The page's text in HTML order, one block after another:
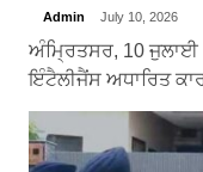
Admin July 10, 2026
ਅੰਮ੍ਰਿਤਸਰ, 10 ਜੁਲਾਈ
ਇੰਟੈਲੀਜੈਂਸ ਅਧਾਰਿਤ